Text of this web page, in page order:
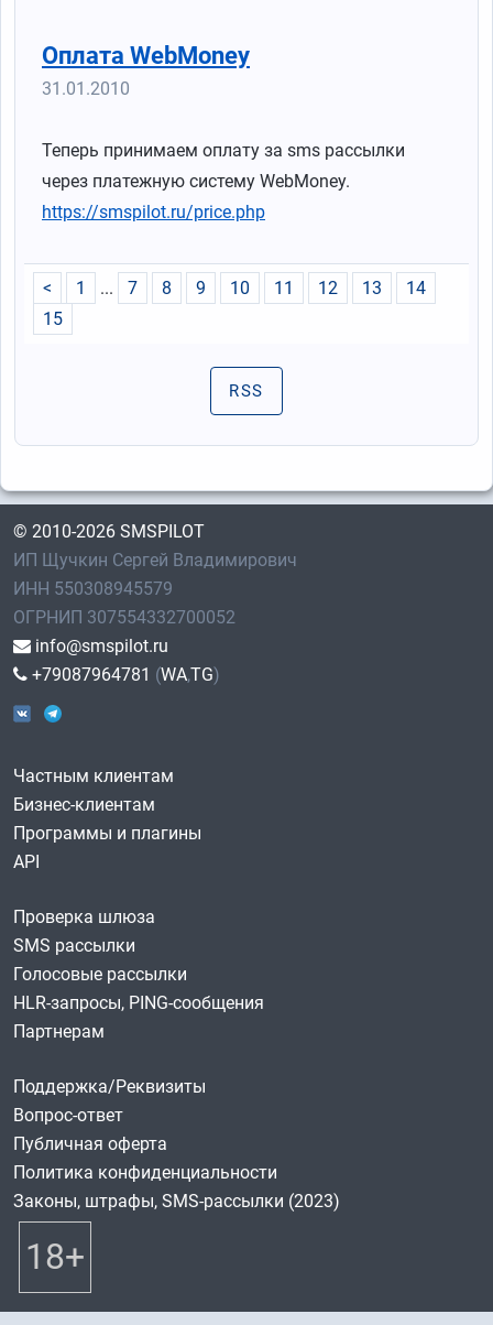
Оплата WebMoney
31.01.2010
Теперь принимаем оплату за sms рассылки
через платежную систему WebMoney.
https://smspilot.ru/price.php
< 1 ... 7 8 9 10 11 12 13
14
15
RSS
© 2010-2026 SMSPILOT
ИП Щучкин Сергей Владимирович
ИНН 550308945579
ОГРНИП 307554332700052
info@smspilot.ru
+79087964781 (WA,TG)
Частным клиентам
Бизнес-клиентам
Программы и плагины
API
Проверка шлюза
SMS рассылки
Голосовые рассылки
HLR-запросы, PING-сообщения
Партнерам
Поддержка/Реквизиты
Вопрос-ответ
Публичная оферта
Политика конфиденциальности
Законы, штрафы, SMS-рассылки (2023)
18+